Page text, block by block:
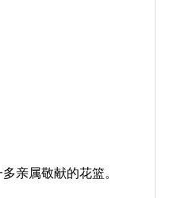
亲属敬献的花篮。